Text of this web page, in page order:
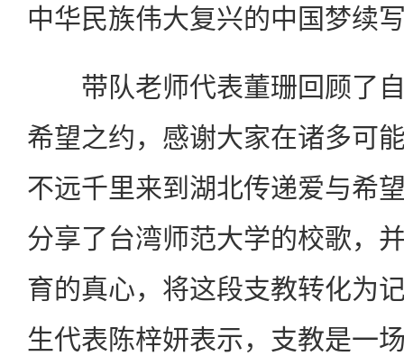
中华民族伟大复兴的中国梦续
带队老师代表董珊回顾了自
希望之约，感谢大家在诸多可
不远千里来到湖北传递爱与希
分享了台湾师范大学的校歌，
育的真心，将这段支教转化为
生代表陈梓妍表示，支教是一